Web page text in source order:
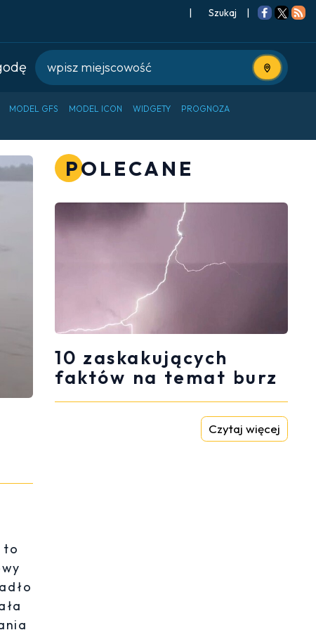
| |
Użyj
MODEL GFS MODEL ICON WIDGETY PROGNOZA
to
POLECANE
10 zaskakujących
faktów na temat burz
Czytaj więcej